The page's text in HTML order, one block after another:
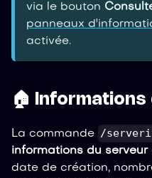
via le bouton
panneaux
activée.
🏠 Informations
La commande /
informations du serveur
date de création,